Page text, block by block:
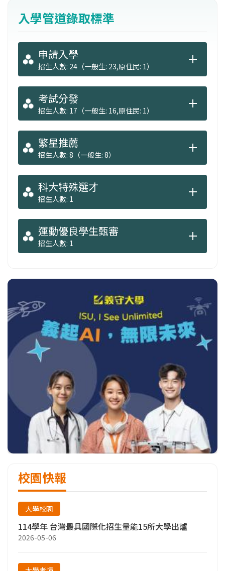
版、廣告設計。
入學管道錄取標準
申請入學
招生人數: 24（一般生: 23,原住民: 1）
考試分發
招生人數: 17（一般生: 16,原住民: 1）
繁星推薦
招生人數: 8（一般生: 8）
科大特殊選才
招生人數: 1
運動優良學生甄審
招生人數: 1
校園快報
大學校園
114學年 台灣最具國際化招生量能15所大學出爐
2026-05-06